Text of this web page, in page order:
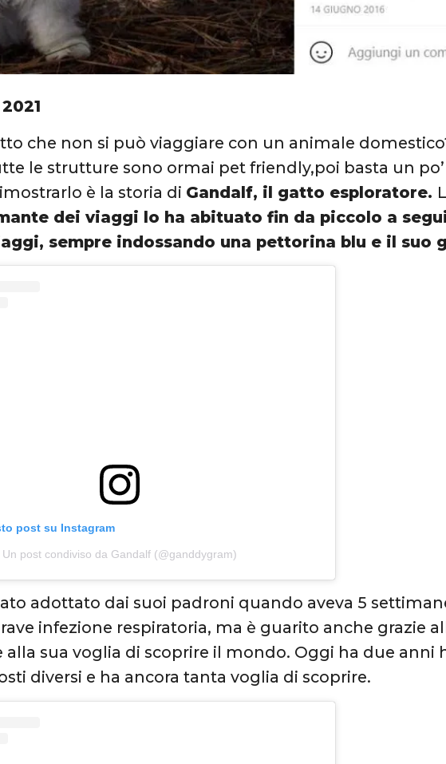
che non si può viaggiare con un animale
le strutture sono ormai pet friendly,poi basta un
è la storia di Gandalf, il gatto esploratore. L
dei viaggi lo ha abituato fin da piccolo a
sempre indossando una pettorina blu e il suo
post su Instagram
Un post condiviso da Gandalf (@ganddygram)
adottato dai suoi padroni quando aveva 5
infezione respiratoria, ma è guarito anche grazie
alla sua voglia di scoprire il mondo. Oggi ha due anni
diversi e ha ancora tanta voglia di scoprire.